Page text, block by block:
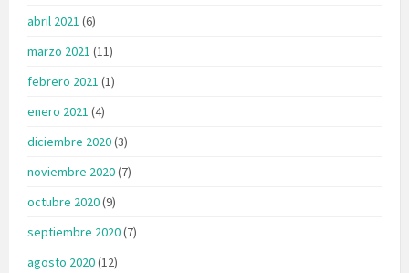
abril 2021 (6)
marzo 2021 (11)
febrero 2021 (1)
enero 2021 (4)
diciembre 2020(3)
noviembre 2020(7)
octubre 2020(9)
septiembre 2020(7)
agosto 2020(12)